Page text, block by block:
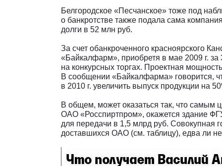
Белгородское «Песчанское» тоже под
о банкротстве также подала сама
долги в 52 млн руб.
За счет обанкроченного красноярского
«Байкалфарм», приобретя в мае 2009 г.
на конкурсных торгах. Проектная
В сообщении «Байкалфарма» говорится,
в 2010 г. увеличить выпуск продукции на
В общем, может оказаться так, что
ОАО «Росспиртпром», окажется здание
для передачи в 1,5 млрд руб. Совокупная
доставшихся ОАО (см. таблицу), едва ли